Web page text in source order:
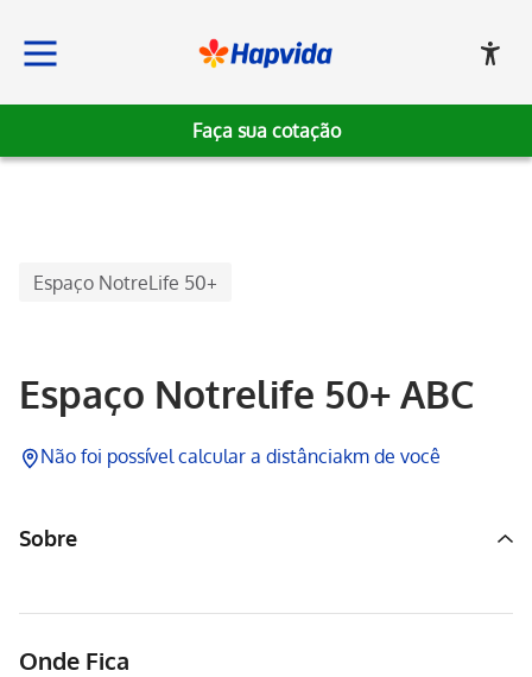
Faça sua cotação
Espaço NotreLife 50+
Espaço Notrelife 50+ ABC
Não foi possível calcular a distânciakm de você
Sobre
Onde Fica